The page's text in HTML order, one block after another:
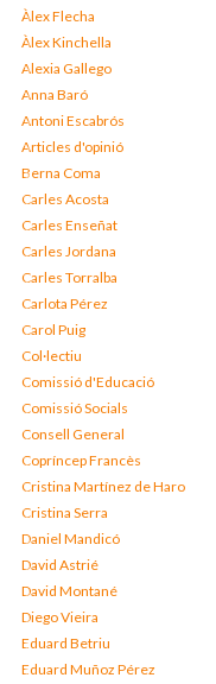
Àlex Flecha
Àlex Kinchella
Alexia Gallego
Anna Baró
Antoni Escabrós
Articles d'opinió
Berna Coma
Carles Acosta
Carles Enseñat
Carles Jordana
Carles Torralba
Carlota Pérez
Carol Puig
Col·lectiu
Comissió d'Educació
Comissió Socials
Consell General
Copríncep Francès
Cristina Martínez de Haro
Cristina Serra
Daniel Mandicó
David Astrié
David Montané
Diego Vieira
Eduard Betriu
Eduard Muñoz Pérez